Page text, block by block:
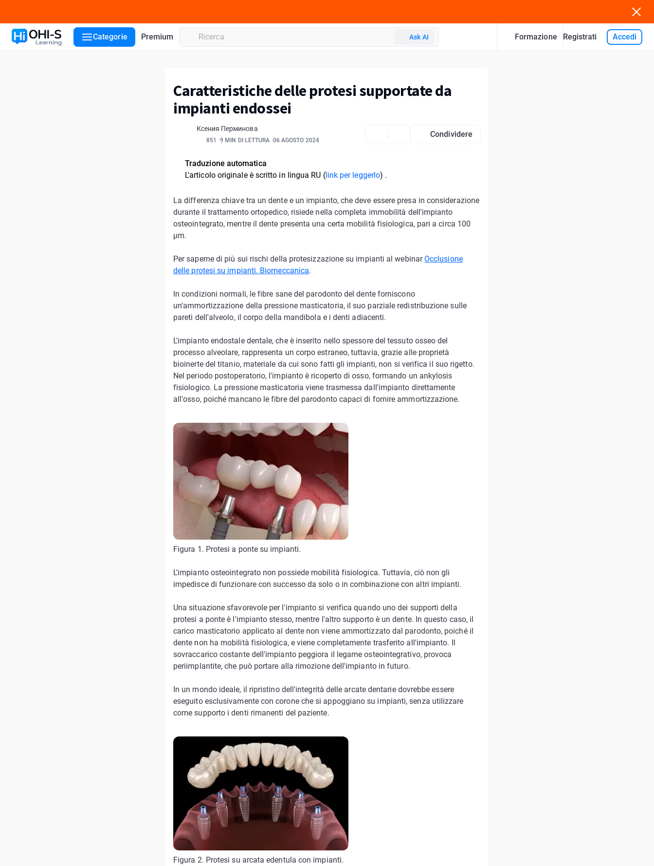
Categorie Premium Ask AI Formazione Registrati Accedi
Caratteristiche delle protesi supportate da
impianti endossei
Ксения Перминова
851 9 MIN DI LETTURA 06 AGOSTO 2024
Condividere
Traduzione automatica
L'articolo originale è scritto in lingua RU (link per leggerlo) .
La differenza chiave tra un dente e un impianto, che deve essere presa in considerazione
durante il trattamento ortopedico, risiede nella completa immobilità dell'impianto
osteointegrato, mentre il dente presenta una certa mobilità fisiologica, pari a circa 100
µm.
Per saperne di più sui rischi della protesizzazione su impianti al webinar Occlusione
delle protesi su impianti. Biomeccanica.
In condizioni normali, le fibre sane del parodonto del dente forniscono
un'ammortizzazione della pressione masticatoria, il suo parziale redistribuzione sulle
pareti dell'alveolo, il corpo della mandibola e i denti adiacenti.
L'impianto endostale dentale, che è inserito nello spessore del tessuto osseo del
processo alveolare, rappresenta un corpo estraneo, tuttavia, grazie alle proprietà
bioinerte del titanio, materiale da cui sono fatti gli impianti, non si verifica il suo rigetto.
Nel periodo postoperatorio, l'impianto è ricoperto di osso, formando un ankylosis
fisiologico. La pressione masticatoria viene trasmessa dall'impianto direttamente
all'osso, poiché mancano le fibre del parodonto capaci di fornire ammortizzazione.
Figura 1. Protesi a ponte su impianti.
L'impianto osteointegrato non possiede mobilità fisiologica. Tuttavia, ciò non gli
impedisce di funzionare con successo da solo o in combinazione con altri impianti.
Una situazione sfavorevole per l'impianto si verifica quando uno dei supporti della
protesi a ponte è l'impianto stesso, mentre l'altro supporto è un dente. In questo caso, il
carico masticatorio applicato al dente non viene ammortizzato dal parodonto, poiché il
dente non ha mobilità fisiologica, e viene completamente trasferito all'impianto. Il
sovraccarico costante dell'impianto peggiora il legame osteointegrativo, provoca
periimplantite, che può portare alla rimozione dell'impianto in futuro.
In un mondo ideale, il ripristino dell'integrità delle arcate dentarie dovrebbe essere
eseguito esclusivamente con corone che si appoggiano su impianti, senza utilizzare
come supporto i denti rimanenti del paziente.
Figura 2. Protesi su arcata edentula con impianti.